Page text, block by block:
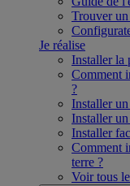
Trouver
Je réalise
Installer la
Comment
?
Installer un
Installer
Installer
Comment
terre ?
Voir tous